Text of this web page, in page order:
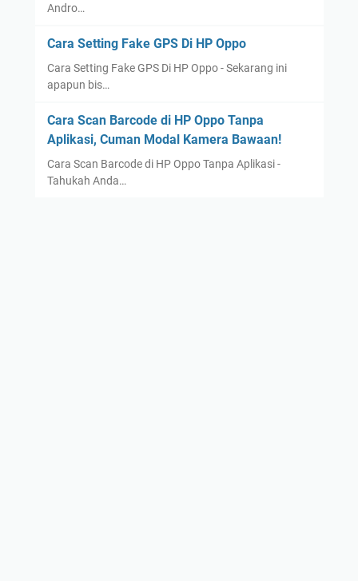
Andro…
Cara Setting Fake GPS Di HP Oppo
Cara Setting Fake GPS Di HP Oppo - Sekarang ini
apapun bis…
Cara Scan Barcode di HP Oppo Tanpa
Aplikasi, Cuman Modal Kamera Bawaan!
Cara Scan Barcode di HP Oppo Tanpa Aplikasi -
Tahukah Anda…